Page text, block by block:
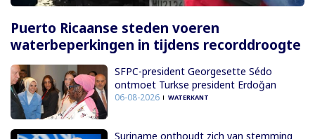
Puerto Ricaanse steden voeren
waterbeperkingen in tijdens recorddroogte
SFPC-president Georgesette Sédo
ontmoet Turkse president Erdoğan
06-08-2026 WATERKANT
Suriname onthoudt zich van stemming